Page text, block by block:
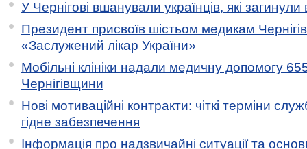
У Чернігові вшанували українців, які загинули
Президент присвоїв шістьом медикам
«Заслужений лікар України»
Мобільні клініки надали медичну допомогу
Чернігівщини
Нові мотиваційні контракти: чіткі терміни
гідне забезпечення
Інформація про надзвичайні ситуації та